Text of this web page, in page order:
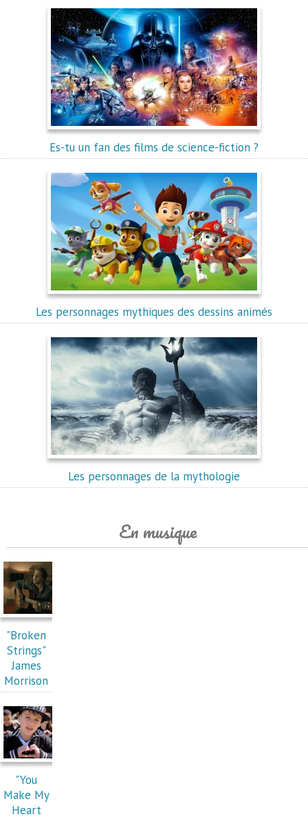
Es-tu un fan des films de science-fiction ?
Les personnages mythiques des dessins animés
Les personnages de la mythologie
En musique
"Broken
Strings"
James
Morrison
"You
Make My
Heart